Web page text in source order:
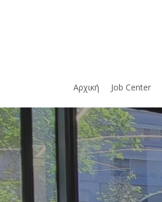
Αρχική Job Center